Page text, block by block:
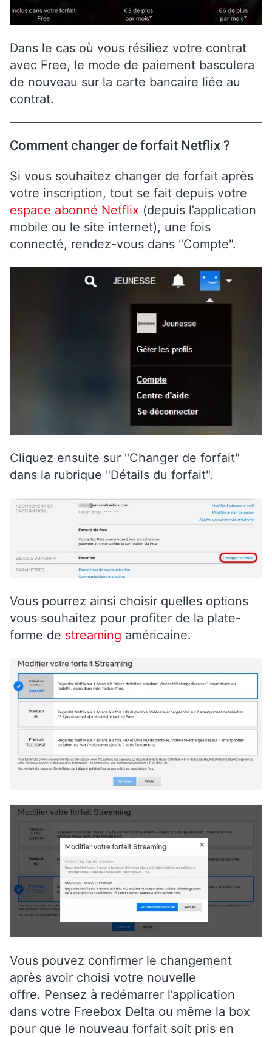
Dans le cas où vous résiliez votre contrat
avec Free, le mode de paiement basculera
de nouveau sur la carte bancaire liée au
contrat.
Comment changer de forfait Netflix ?
Si vous souhaitez changer de forfait après
votre inscription, tout se fait depuis votre
espace abonné Netflix (depuis l’application
mobile ou le site internet), une fois
connecté, rendez-vous dans "Compte".
Cliquez ensuite sur "Changer de forfait"
dans la rubrique "Détails du forfait".
Vous pourrez ainsi choisir quelles options
vous souhaitez pour profiter de la plate-
forme de streaming américaine.
Vous pouvez confirmer le changement
après avoir choisi votre nouvelle
offre. Pensez à redémarrer l’application
dans votre Freebox Delta ou même la box
pour que le nouveau forfait soit pris en